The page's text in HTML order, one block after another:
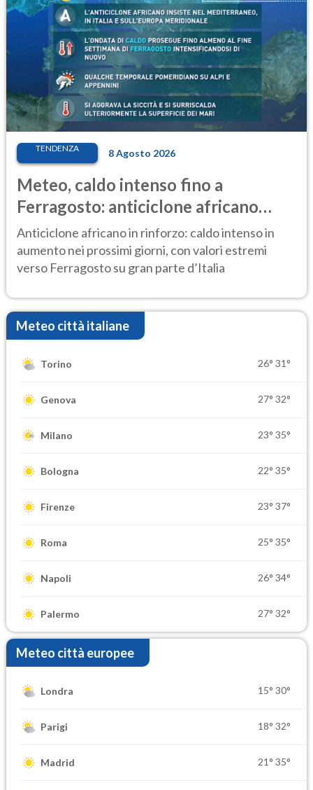
TENDENZA 8 Agosto 2026
Meteo, caldo intenso fino a
Ferragosto: anticiclone africano
ancora protagonista
Anticiclone africano in rinforzo: caldo intenso in
aumento nei prossimi giorni, con valori estremi
verso Ferragosto su gran parte d’Italia
Meteo città italiane
Torino 26° 31°
Genova 27° 32°
Milano 23° 35°
Bologna 22° 35°
Firenze 23° 37°
Roma 25° 35°
Napoli 26° 34°
Palermo 27° 32°
Meteo città europee
Londra 15° 30°
Parigi 18° 32°
Madrid 21° 35°